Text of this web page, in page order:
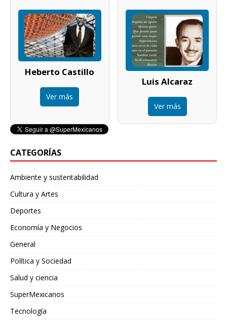
Heberto Castillo
Ver más
Luis Alcaraz
Ver más
CATEGORÍAS
Ambiente y sustentabilidad
Cultura y Artes
Deportes
Economía y Negocios
General
Política y Sociedad
Salud y ciencia
SuperMexicanos
Tecnología